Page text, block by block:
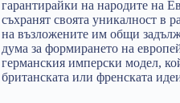
гарантирайки на народите на
съхранят своята уникалност в
на възложените им общи
дума за формирането на
германския имперски модел,
британската или френската